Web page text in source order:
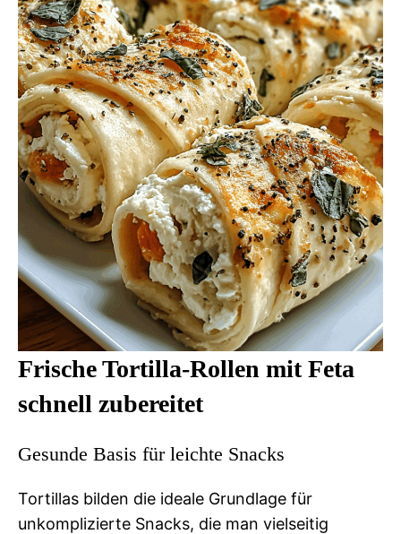
Frische Tortilla-Rollen mit Feta
schnell zubereitet
Gesunde Basis für leichte Snacks
Tortillas bilden die ideale Grundlage für
unkomplizierte Snacks, die man vielseitig